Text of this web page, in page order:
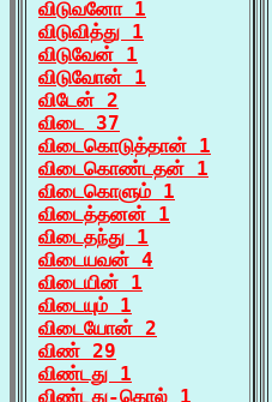
விடுவனோ 1
விடுவித்து 1
விடுவேன் 1
விடுவோன் 1
விடேன் 2
விடை 37
விடைகொடுத்தான் 1
விடைகொண்டதன் 1
விடைகொளும் 1
விடைத்தனன் 1
விடைதந்து 1
விடையவன் 4
விடையின் 1
விடையும் 1
விடையோன் 2
விண் 29
விண்டது 1
விண்டது-கொல் 1